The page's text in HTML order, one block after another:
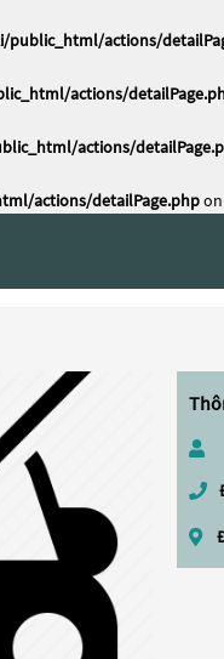
actions/
actions/
actions/
actions/detailPage.php